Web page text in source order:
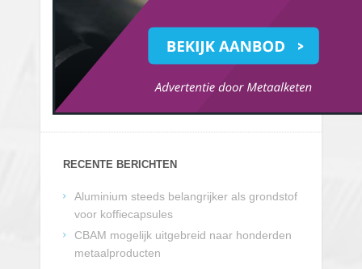
RECENTE BERICHTEN
Aluminium steeds belangrijker als grondstof
voor koffiecapsules
CBAM mogelijk uitgebreid naar honderden
metaalproducten